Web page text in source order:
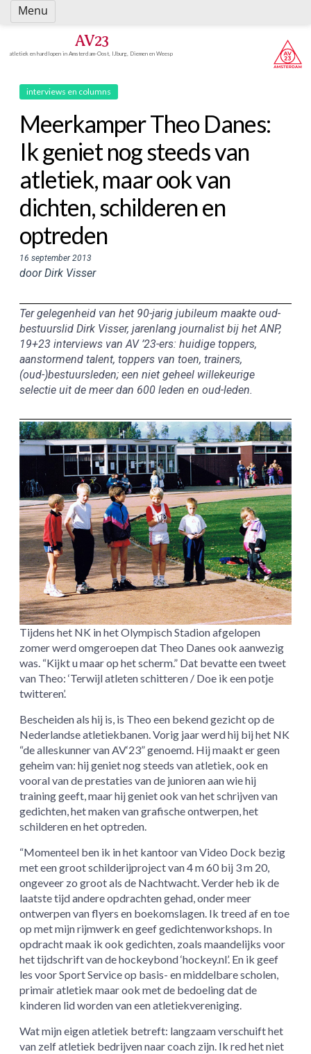
Spring
naar
AV23
atletiek en hardlopen in Amsterdam-Oost, IJburg, Diemen en Weesp
interviews en columns
Meerkamper Theo Danes:
Ik geniet nog steeds van
atletiek, maar ook van
dichten, schilderen en
optreden
16 september 2013
door Dirk Visser
Ter gelegenheid van het 90-jarig jubileum maakte oud-
bestuurslid Dirk Visser, jarenlang journalist bij het ANP,
19+23 interviews van AV ’23-ers: huidige toppers,
aanstormend talent, toppers van toen, trainers,
(oud-)bestuursleden; een niet geheel willekeurige
selectie uit de meer dan 600 leden en oud-leden.
Tijdens het NK in het Olympisch Stadion afgelopen
zomer werd omgeroepen dat Theo Danes ook aanwezig
was. “Kijkt u maar op het scherm.” Dat bevatte een tweet
van Theo: ‘Terwijl atleten schitteren / Doe ik een potje
twitteren’.
Bescheiden als hij is, is Theo een bekend gezicht op de
Nederlandse atletiekbanen. Vorig jaar werd hij bij het NK
“de alleskunner van AV‘23” genoemd. Hij maakt er geen
geheim van: hij geniet nog steeds van atletiek, ook en
vooral van de prestaties van de junioren aan wie hij
training geeft, maar hij geniet ook van het schrijven van
gedichten, het maken van grafische ontwerpen, het
schilderen en het optreden.
“Momenteel ben ik in het kantoor van Video Dock bezig
met een groot schilderijproject van 4 m 60 bij 3 m 20,
ongeveer zo groot als de Nachtwacht. Verder heb ik de
laatste tijd andere opdrachten gehad, onder meer
ontwerpen van flyers en boekomslagen. Ik treed af en toe
op met mijn rijmwerk en geef gedichtenworkshops. In
opdracht maak ik ook gedichten, zoals maandelijks voor
het tijdschrift van de hockeybond ‘hockey.nl’. En ik geef
les voor Sport Service op basis- en middelbare scholen,
primair atletiek maar ook met de bedoeling dat de
kinderen lid worden van een atletiekvereniging.
Wat mijn eigen atletiek betreft: langzaam verschuift het
van zelf atletiek bedrijven naar coach zijn. Ik red het niet
Menu